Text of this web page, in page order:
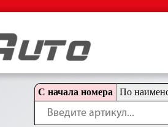
С начала номера По